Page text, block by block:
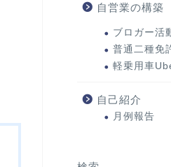
自営業の構築
ブロガー活
普通二種免
軽乗用車
自己紹介
月例報告